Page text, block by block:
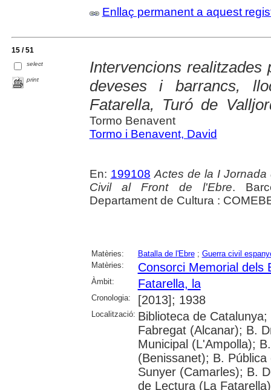
Enllaç permanent a aquest
15 / 51
select
print
Intervencions
deveses i barrancs,
Fatarella, Turó de
Tormo Benavent
Tormo i Benavent, David
En: 199108 Actes de la I Jornada
Civil al Front de l'Ebre.
Departament de Cultura :
Matèries: Batalla de l'Ebre; Guerra civil
Matèries:
Consorci Memorial dels
Àmbit: Fatarella, la
Cronologia: [2013]; 1938
Localització: Biblioteca de
Fabregat (Alcanar); B.
Municipal (L'Ampolla);
(Benissanet); B.
Sunyer (Camarles); B.
de Lectura (La